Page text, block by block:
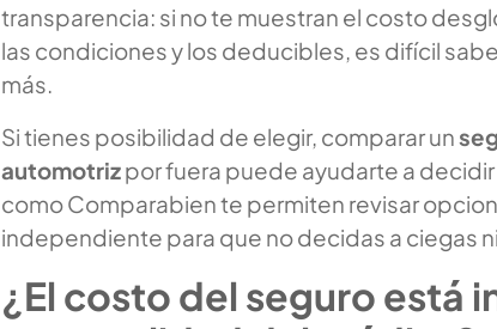
transparencia: si no te muestran el costo
las condiciones y los deducibles, es difícil
más.
Si tienes posibilidad de elegir, comparar un
automotrizpor fuera puede ayudarte a
como Comparabien te permiten revisar
independiente para que no decidas a ciegas
¿El costo del seguro está